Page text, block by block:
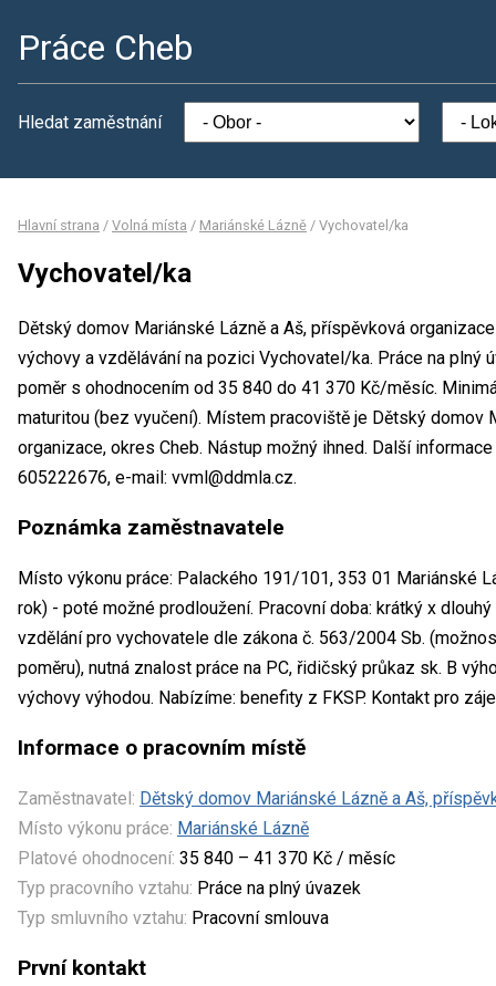
Práce Cheb
Hledat zaměstnání
Hlavní strana / Volná místa / Mariánské Lázně / Vychovatel/ka
Vychovatel/ka
Dětský domov Mariánské Lázně a Aš, příspěvková
výchovy a vzdělávání na pozici Vychovatel/ka. Práce na plný
poměr s ohodnocením od 35 840 do 41 370 Kč/měsíc.
maturitou (bez vyučení). Místem pracoviště je Dětský domov
organizace, okres Cheb. Nástup možný ihned. Další
605222676, e-mail: vvml@ddmla.cz.
Poznámka zaměstnavatele
Místo výkonu práce: Palackého 191/101, 353 01 Mariánské
rok) - poté možné prodloužení. Pracovní doba: krátký x
vzdělání pro vychovatele dle zákona č. 563/2004 Sb.
poměru), nutná znalost práce na PC, řidičský průkaz sk. B
výchovy výhodou. Nabízíme: benefity z FKSP. Kontakt pro
Informace o pracovním místě
Zaměstnavatel: Dětský domov Mariánské Lázně a Aš,
Místo výkonu práce: Mariánské Lázně
Platové ohodnocení: 35 840 – 41 370 Kč / měsíc
Typ pracovního vztahu: Práce na plný úvazek
Typ smluvního vztahu: Pracovní smlouva
První kontakt